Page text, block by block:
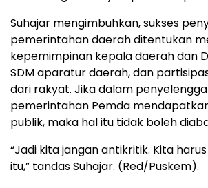
Suhajar mengimbuhkan, sukses
pemerintahan daerah ditentukan
kepemimpinan kepala daerah dan
SDM aparatur daerah, dan
dari rakyat. Jika dalam
pemerintahan Pemda
publik, maka hal itu tidak boleh
“Jadi kita jangan antikritik. Kita
itu,” tandas Suhajar. (Red/Puskem).